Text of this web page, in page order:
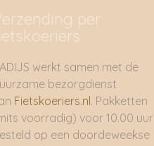
per
werkt samen met de
bezorgdienst
Fietskoeriers.nl . Pakketten
voorradig) voor 10.00 uur
op een doordeweekse